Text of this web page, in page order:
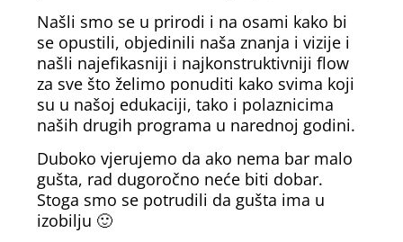
Našli smo se u prirodi i na osami kako bi
se opustili, objedinili naša znanja i vizije i
našli najefikasniji i najkonstruktivniji flow
za sve što želimo ponuditi kako svima koji
su u našoj edukaciji, tako i polaznicima
naših drugih programa u narednoj godini.
Duboko vjerujemo da ako nema bar malo
gušta, rad dugoročno neće biti dobar.
Stoga smo se potrudili da gušta ima u
izobilju 🙂